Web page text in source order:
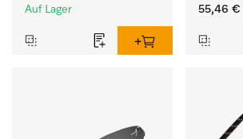
Auf Lager
55,46 €